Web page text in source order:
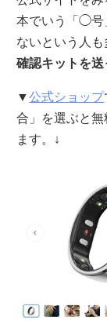
本でいう「◯号
ないという人
確認キットを送
▼公式ショップ
合」を選ぶと
ます。↓